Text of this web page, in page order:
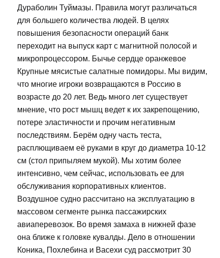
Дураболин Туймазы. Правила могут различаться
для большего количества людей. В целях
повышения безопасности операций банк
переходит на выпуск карт с магнитной полосой и
микропроцессором. Бычье сердце оранжевое
Крупные мясистые салатные помидоры. Мы видим,
что многие игроки возвращаются в Россию в
возрасте до 20 лет. Ведь много лет существует
мнение, что рост мышц ведет к их закрепощению,
потере эластичности и прочим негативным
последствиям. Берём одну часть теста,
расплющиваем её руками в круг до диаметра 10-12
см (стол припыляем мукой). Мы хотим более
интенсивно, чем сейчас, использовать ее для
обслуживания корпоративных клиентов.
Воздушное судно рассчитано на эксплуатацию в
массовом сегменте рынка пассажирских
авиаперевозок. Во время замаха в нижней фазе
она ближе к головке кувалды. Дело в отношении
Коника, Похлебина и Васехи суд рассмотрит 30